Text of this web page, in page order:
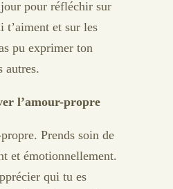
pour réfléchir sur
t’aiment et sur les
pu exprimer ton
autres.
l’amour-propre
Prends soin de
et émotionnellement.
qui tu es